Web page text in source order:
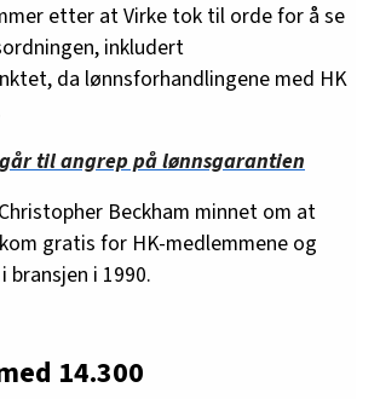
etter at Virke tok til orde for å se
inkludert
da lønnsforhandlingene med HK
til angrep på lønnsgarantien
Beckham minnet om at
gratis for HK-medlemmene og
bransjen i 1990.
14.300